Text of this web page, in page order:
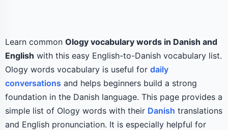
Learn common Ology vocabulary words in Danish and
English with this easy English-to-Danish vocabulary list.
Ology words vocabulary is useful for daily
conversations and helps beginners build a strong
foundation in the Danish language. This page provides a
simple list of Ology words with their Danish translations
and English pronunciation. It is especially helpful for